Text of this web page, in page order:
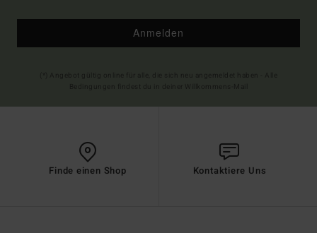
Anmelden
Finde einen Shop Kontaktiere Uns